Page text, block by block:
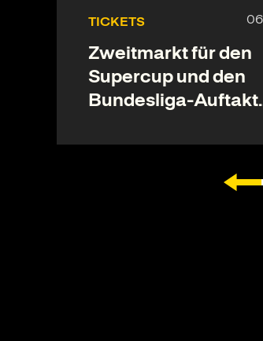
TICKETS
Zweitmarkt für den
Supercup und den
Bundesliga-Auftakt